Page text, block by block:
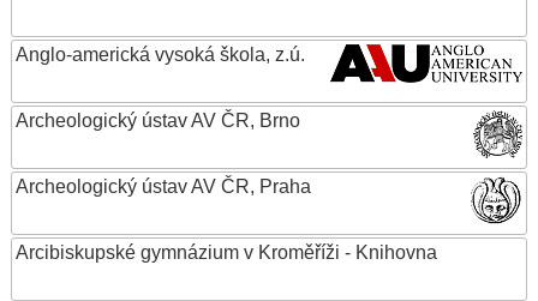
Anglo-americká vysoká škola, z.ú.
Archeologický ústav AV ČR, Brno
Archeologický ústav AV ČR, Praha
Arcibiskupské gymnázium v Kroměříži - Knihovna